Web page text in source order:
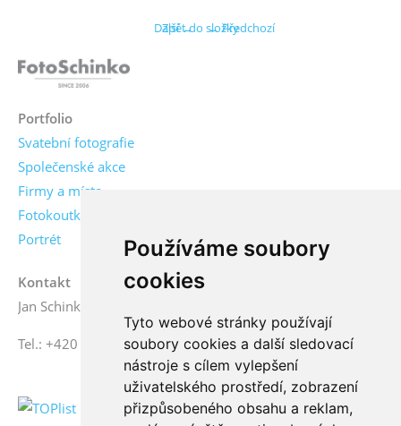
Používáme soubory
cookies
Tyto webové stránky používají
soubory cookies a další sledovací
nástroje s cílem vylepšení
uživatelského prostředí, zobrazení
přizpůsobeného obsahu a reklam,
← Předchozí
Další →
Zpět do složky
Portfolio
Svatební fotografie
Společenské akce
Firmy a místa
Fotokoutky
Portrét
Kontakt
Jan Schinko jr., fotograf
Tel.: +420 776 771 000